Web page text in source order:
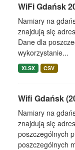
WiFi Gdańsk
Namiary na
znajdują się
Dane dla
wykorzystanie...
XLSX CSV
Wifi Gdańsk
Namiary na
znajdują się
poszczególnych
poszczególnych